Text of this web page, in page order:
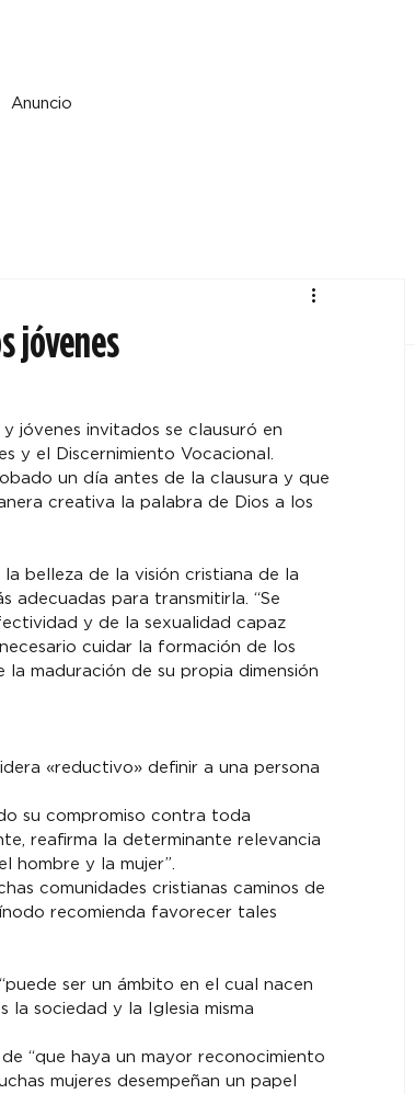
Anuncio
jóvenes
jóvenes invitados se clausuró en
y el Discernimiento Vocacional.
un día antes de la clausura y que
creativa la palabra de Dios a los
belleza de la visión cristiana de la
adecuadas para transmitirla. “Se
y de la sexualidad capaz
cuidar la formación de los
maduración de su propia dimensión
«reductivo» definir a una persona
su compromiso contra toda
reafirma la determinante relevancia
hombre y la mujer”.
comunidades cristianas caminos de
recomienda favorecer tales
ser un ámbito en el cual nacen
la sociedad y la Iglesia misma
“que haya un mayor reconocimiento
mujeres desempeñan un papel